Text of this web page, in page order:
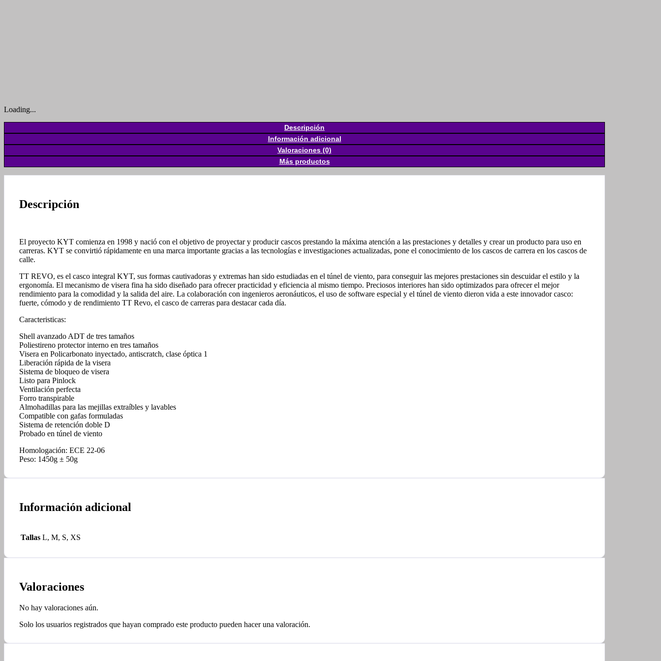
Loading...
Descripción
Información adicional
Valoraciones (0)
Más productos
Descripción
El proyecto KYT comienza en 1998 y nació con el objetivo de proyectar y producir cascos prestando la máxima atención a las prestaciones y detalles y crear un producto para uso en
carreras. KYT se convirtió rápidamente en una marca importante gracias a las tecnologías e investigaciones actualizadas, pone el conocimiento de los cascos de carrera en los cascos de
calle.
TT REVO, es el casco integral KYT, sus formas cautivadoras y extremas han sido estudiadas en el túnel de viento, para conseguir las mejores prestaciones sin descuidar el estilo y la
ergonomía. El mecanismo de visera fina ha sido diseñado para ofrecer practicidad y eficiencia al mismo tiempo. Preciosos interiores han sido optimizados para ofrecer el mejor
rendimiento para la comodidad y la salida del aire. La colaboración con ingenieros aeronáuticos, el uso de software especial y el túnel de viento dieron vida a este innovador casco:
fuerte, cómodo y de rendimiento TT Revo, el casco de carreras para destacar cada día.
Caracteristicas:
Shell avanzado ADT de tres tamaños
Poliestireno protector interno en tres tamaños
Visera en Policarbonato inyectado, antiscratch, clase óptica 1
Liberación rápida de la visera
Sistema de bloqueo de visera
Listo para Pinlock
Ventilación perfecta
Forro transpirable
Almohadillas para las mejillas extraíbles y lavables
Compatible con gafas formuladas
Sistema de retención doble D
Probado en túnel de viento
Homologación: ECE 22-06
Peso: 1450g ± 50g
Información adicional
Tallas L, M, S, XS
Valoraciones
No hay valoraciones aún.
Solo los usuarios registrados que hayan comprado este producto pueden hacer una valoración.